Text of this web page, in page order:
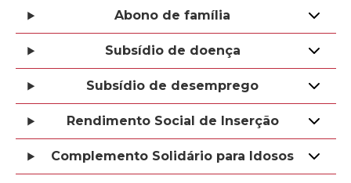
Abono de família
Subsídio de doença
Subsídio de desemprego
Rendimento Social de Inserção
Complemento Solidário para Idosos